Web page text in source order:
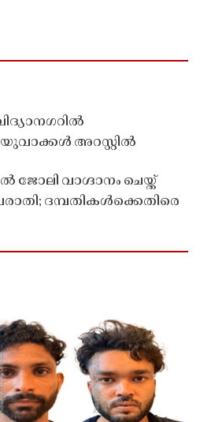
അറസ്റ്റിൽ
ജോലി വാഗ്ദാനം ചെയ്ത്
ദമ്പതികൾക്കെതിരെ